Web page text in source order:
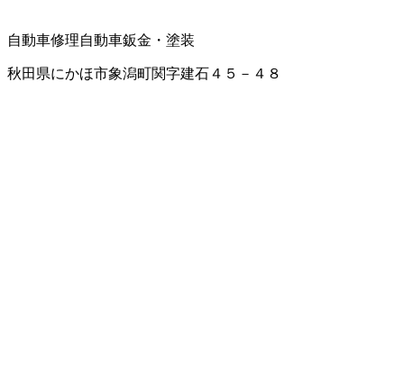
自動車修理自動車鈑金・塗装
秋田県にかほ市象潟町関字建石４５－４８